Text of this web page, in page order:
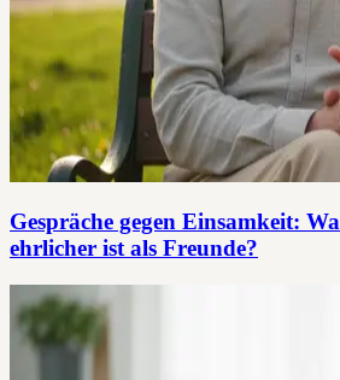
Gespräche gegen Einsamkeit:
ehrlicher ist als Freunde?